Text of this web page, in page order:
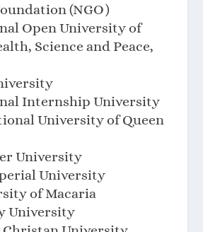
(NGO)
Open University of
Science and Peace,
Internship University
University of Queen
University
University
of Macaria
University